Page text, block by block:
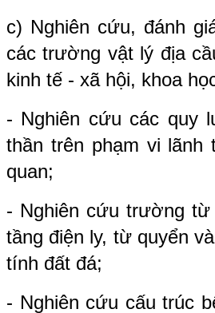
c) Nghiên cứu, đánh
các trường vật lý địa
kinh tế - xã hội, khoa
- Nghiên cứu các quy
thần trên phạm vi
quan;
- Nghiên cứu trường
tầng điện ly, từ quyển
tính đất đá;
- Nghiên cứu cấu trúc